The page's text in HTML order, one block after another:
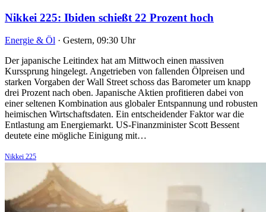
Nikkei 225: Ibiden schießt 22 Prozent hoch
Energie & Öl · Gestern, 09:30 Uhr
Der japanische Leitindex hat am Mittwoch einen massiven
Kurssprung hingelegt. Angetrieben von fallenden Ölpreisen und
starken Vorgaben der Wall Street schoss das Barometer um knapp
drei Prozent nach oben. Japanische Aktien profitieren dabei von
einer seltenen Kombination aus globaler Entspannung und robusten
heimischen Wirtschaftsdaten. Ein entscheidender Faktor war die
Entlastung am Energiemarkt. US-Finanzminister Scott Bessent
deutete eine mögliche Einigung mit…
Nikkei 225